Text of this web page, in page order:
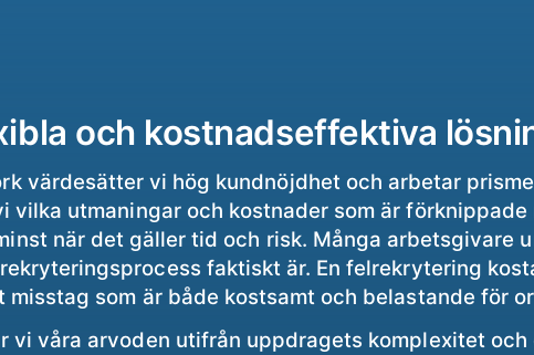
och kostnadseffektiva
värdesätter vi hög kundnöjdhet och arbetar
vilka utmaningar och kostnader som är
när det gäller tid och risk. Många arbetsgivare
faktiskt är. En felrekrytering
misstag som är både kostsamt och belastande för
vi våra arvoden utifrån uppdragets komplexitet